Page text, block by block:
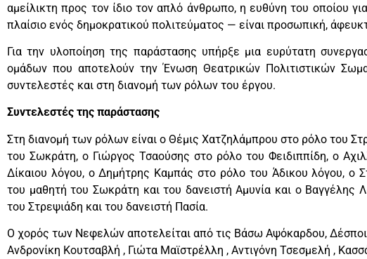
αμείλικτη προς τον ίδιο τον απλό άνθρωπο, η ευθύνη του οποίου
πλαίσιο ενός δημοκρατικού πολιτεύματος — είναι προσωπική,
Για την υλοποίηση της παράστασης υπήρξε μια ευρύτατη
ομάδων που αποτελούν την Ένωση Θεατρικών Πολιτιστικών
συντελεστές και στη διανομή των ρόλων του έργου.
Συντελεστές της παράστασης
Στη διανομή των ρόλων είναι ο Θέμις Χατζηλάμπρου στο ρόλο του
του Σωκράτη, ο Γιώργος Τσαούσης στο ρόλο του Φειδιππίδη, ο
Δίκαιου λόγου, ο Δημήτρης Καμπάς στο ρόλο του Άδικου λόγου, ο
του μαθητή του Σωκράτη και του δανειστή Αμυνία και ο Βαγγέλης
του Στρεψιάδη και του δανειστή Πασία.
Ο χορός των Νεφελών αποτελείται από τις Βάσω Αψόκαρδου,
Ανδρονίκη Κουτσαβλή , Γιώτα Μαϊστρέλλη , Αντιγόνη Τσεσμελή ,